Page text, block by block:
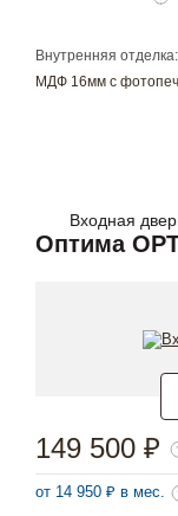
Внутренняя отделка:
МДФ 16мм с
Входная
Оптима
149 500 ₽
от 14 950 ₽ в мес.